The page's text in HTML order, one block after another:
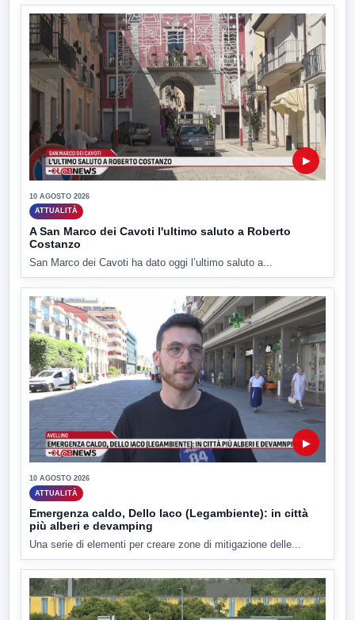
▶
10 AGOSTO 2026
ATTUALITÀ
A San Marco dei Cavoti l'ultimo saluto a Roberto
Costanzo
San Marco dei Cavoti ha dato oggi l’ultimo saluto a...
▶
10 AGOSTO 2026
ATTUALITÀ
Emergenza caldo, Dello Iaco (Legambiente): in città
più alberi e devamping
Una serie di elementi per creare zone di mitigazione delle...